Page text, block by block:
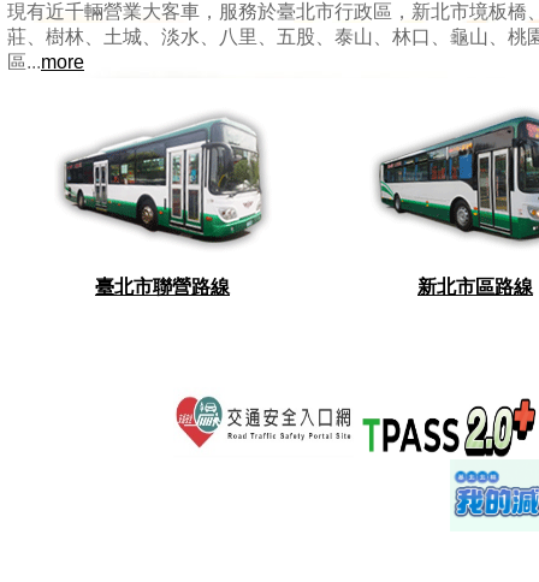
現有近千輛營業大客車，服務於臺北市行政區，新北市境板橋
莊、樹林、土城、淡水、八里、五股、泰山、林口、龜山、桃
區...more
臺北市聯營路線 新北市區路線